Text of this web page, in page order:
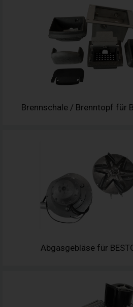
Brennschale / Brenntopf für
Abgasgebläse für